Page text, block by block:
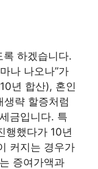
하겠습니다.
나 나오나”가
년 합산), 혼인
생략 할증처럼
금입니다. 특
행했다가 10년
커지는 경우가
증여가액과